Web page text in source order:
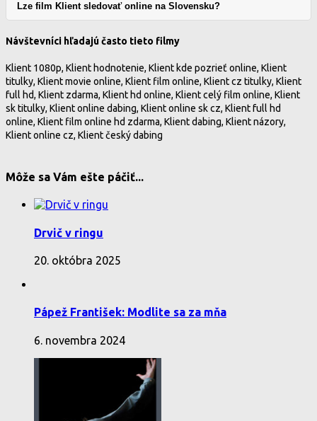
Lze film Klient sledovať online na Slovensku?
Návštevníci hľadajú často tieto filmy
Klient 1080p, Klient hodnotenie, Klient kde pozrieť online, Klient
titulky, Klient movie online, Klient film online, Klient cz titulky, Klient
full hd, Klient zdarma, Klient hd online, Klient celý film online, Klient
sk titulky, Klient online dabing, Klient online sk cz, Klient full hd
online, Klient film online hd zdarma, Klient dabing, Klient názory,
Klient online cz, Klient český dabing
Môže sa Vám ešte páčiť...
Drvič v ringu
20. októbra 2025
Pápež František: Modlite sa za mňa
6. novembra 2024